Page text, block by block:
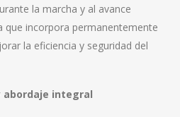
la marcha y al avance
que incorpora permanentemente
la eficiencia y seguridad del
abordaje integral